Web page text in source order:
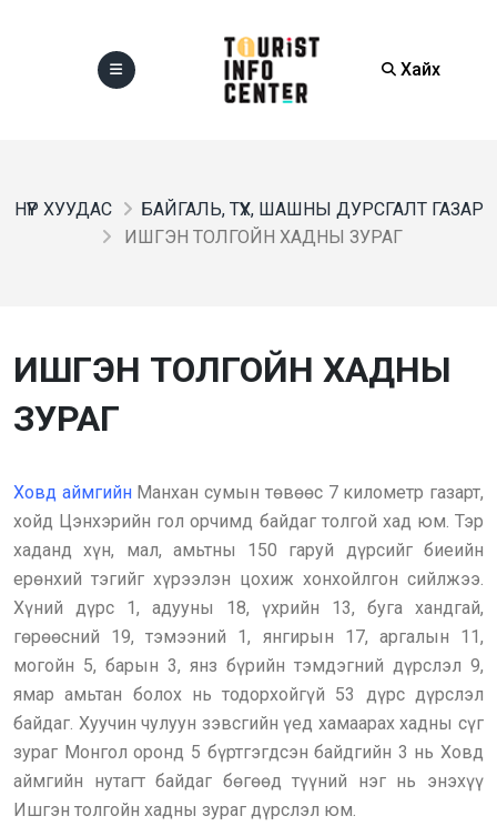
Хайх
НҮҮР ХУУДАС
БАЙГАЛЬ, ТҮҮХ, ШАШНЫ ДУРСГАЛТ ГАЗАР
ИШГЭН ТОЛГОЙН ХАДНЫ ЗУРАГ
ИШГЭН ТОЛГОЙН ХАДНЫ
ЗУРАГ
Ховд аймгийнМанхан сумын төвөөс 7 километр газарт,
хойд Цэнхэрийн гол орчимд байдаг толгой хад юм. Тэр
хаданд хүн, мал, амьтны 150 гаруй дүрсийг биеийн
ерөнхий тэгийг хүрээлэн цохиж хонхойлгон сийлжээ.
Хүний дүрс 1, адууны 18, үхрийн 13, буга хандгай,
гөрөөсний 19, тэмээний 1, янгирын 17, аргалын 11,
могойн 5, барын 3, янз бүрийн тэмдэгний дүрслэл 9,
ямар амьтан болох нь тодорхойгүй 53 дүрс дүрслэл
байдаг. Хуучин чулуун зэвсгийн үед хамаарах хадны сүг
зураг Монгол оронд 5 бүртгэгдсэн байдгийн 3 нь Ховд
аймгийн нутагт байдаг бөгөөд түүний нэг нь энэхүү
Ишгэн толгойн хадны зураг дүрслэл юм.